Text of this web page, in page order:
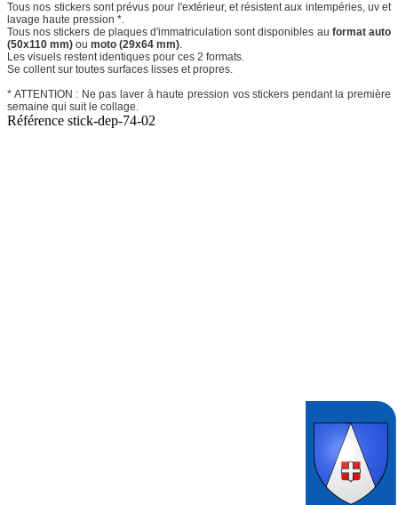
Tous nos stickers sont prévus pour l'extérieur, et résistent aux intempéries, uv et
lavage haute pression *.
Tous nos stickers de plaques d'immatriculation sont disponibles au format auto
(50x110 mm) ou moto (29x64 mm).
Les visuels restent identiques pour ces 2 formats.
Se collent sur toutes surfaces lisses et propres.
* ATTENTION : Ne pas laver à haute pression vos stickers pendant la première
semaine qui suit le collage.
Référence stick-dep-74-02